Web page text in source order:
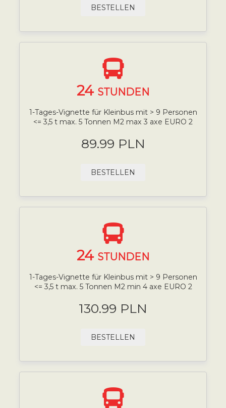
BESTELLEN
24 STUNDEN
1-Tages-Vignette für Kleinbus mit > 9 Personen
<= 3,5 t max. 5 Tonnen M2 max 3 axe EURO 2
89.99 PLN
BESTELLEN
24 STUNDEN
1-Tages-Vignette für Kleinbus mit > 9 Personen
<= 3,5 t max. 5 Tonnen M2 min 4 axe EURO 2
130.99 PLN
BESTELLEN